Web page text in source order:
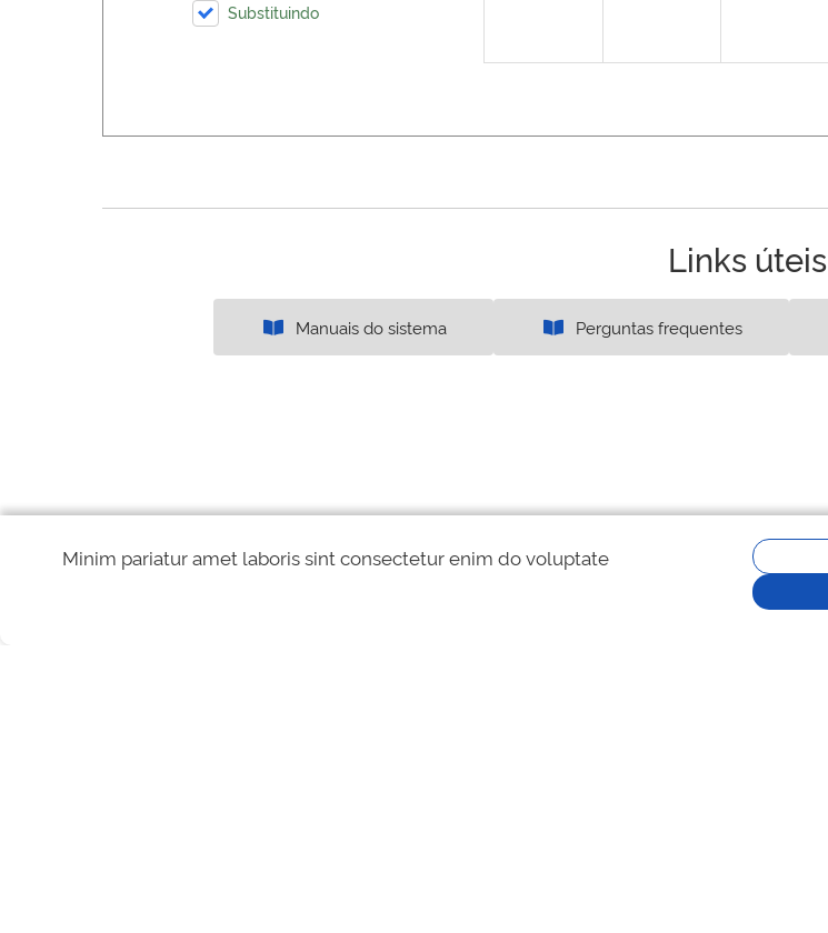
Substituindo
Links úteis
Manuais do sistema Perguntas frequentes
Minim pariatur amet laboris sint consectetur enim do voluptate